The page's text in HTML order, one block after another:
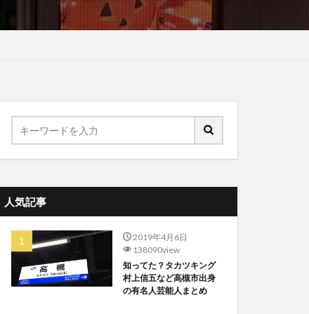
人気記事
2019年4月6日
138090view
知ってた？タカツキング
村上信五など高槻市出身
の有名人芸能人まとめ